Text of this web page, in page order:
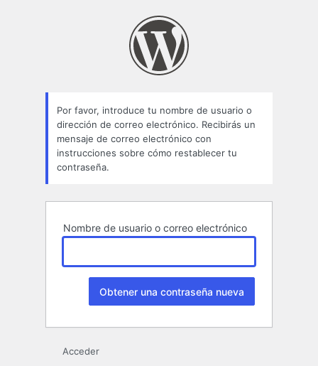
Por favor, introduce tu nombre de usuario o
dirección de correo electrónico. Recibirás un
mensaje de correo electrónico con
instrucciones sobre cómo restablecer tu
contraseña.
Nombre de usuario o correo electrónico
Acceder